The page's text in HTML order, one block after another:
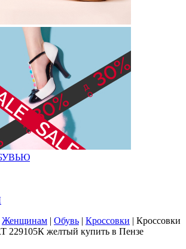
Женщинам | Обувь | Кроссовки | Кроссовки
229105К желтый купить в Пензе